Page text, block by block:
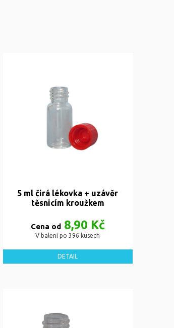
5 ml čirá lékovka + uzávěr
těsnicím kroužkem
Cena od8,90 Kč
V balení po 396 kusech
DETAIL